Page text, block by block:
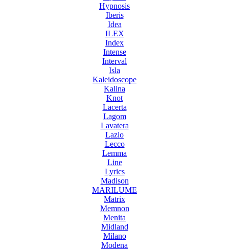
Hypnosis
Iberis
Idea
ILEX
Index
Intense
Interval
Isla
Kaleidoscope
Kalina
Knot
Lacerta
Lagom
Lavatera
Lazio
Lecco
Lemma
Line
Lyrics
Madison
MARILUME
Matrix
Memnon
Menita
Midland
Milano
Modena